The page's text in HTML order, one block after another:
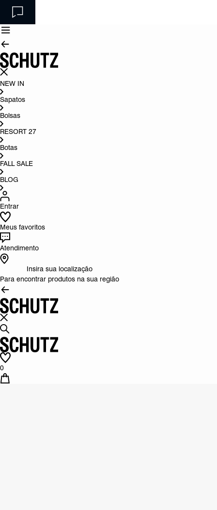
NEW IN
Sapatos
Bolsas
RESORT 27
Botas
FALL SALE
BLOG
Entrar
Meus favoritos
Atendimento
Insira sua localização
Para encontrar produtos na sua região
0